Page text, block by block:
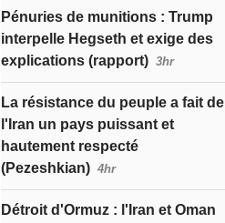
Pénuries de munitions : Trump
interpelle Hegseth et exige des
explications (rapport) 3hr
La résistance du peuple a fait de
l'Iran un pays puissant et
hautement respecté
(Pezeshkian) 4hr
Détroit d'Ormuz : l'Iran et Oman